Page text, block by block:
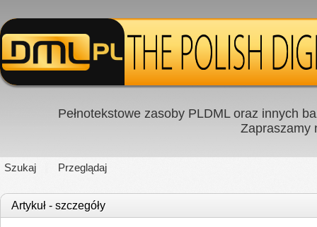
Pełnotekstowe zasoby PLDML oraz innych
Zapraszamy
Szukaj Przeglądaj
Artykuł - szczegóły